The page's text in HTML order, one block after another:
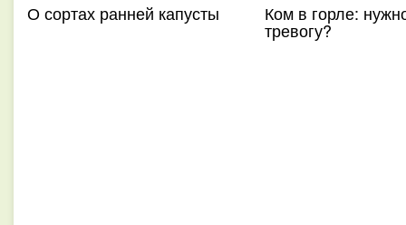
О сортах ранней капусты Ком в горле:
тревогу?